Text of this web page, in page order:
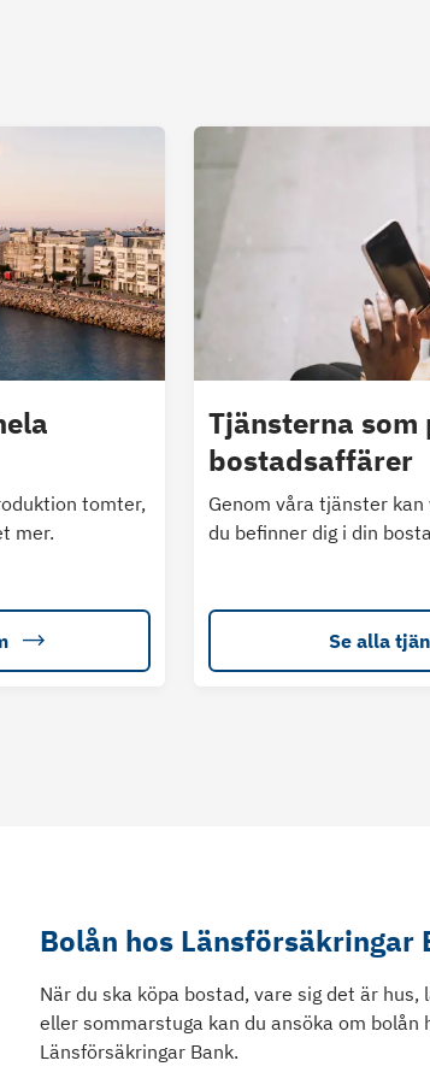
tomter,
mer.
Tjänsterna som
bostadsaffärer
Genom våra tjänster
du befinner dig i din
Se alla
Bolån hos Länsförsäkringar
När du ska köpa bostad, vare sig det är hus,
eller sommarstuga kan du ansöka om bolån
Länsförsäkringar Bank.